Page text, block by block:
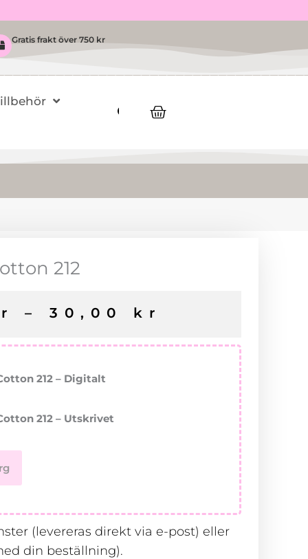
Gratis frakt över 750 kr
Varukorg
212
– 30,00 kr
212 – Digitalt
212 – Utskrivet
(levereras direkt via e-post) eller
din beställning).